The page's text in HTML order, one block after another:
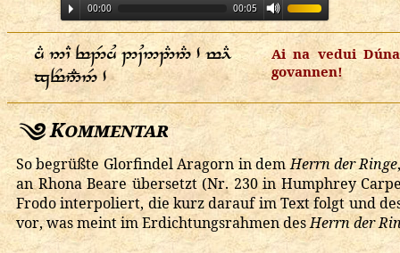
00:00 00:05
     
 
Ai na vedui
govannen!
Kommentar
So begrüßte Glorfindel Aragorn in demHerrn der Ringe
an Rhona Beare übersetzt (Nr. 230 in Humphrey
Frodo interpoliert, die kurz darauf im Text folgt und
vor, was meint im Erdichtungsrahmen desHerrn der